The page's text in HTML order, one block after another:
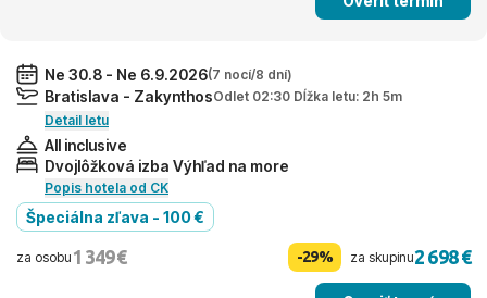
Ne 30.8 - Ne 6.9.2026(7 nocí/8 dní)
Bratislava - ZakynthosOdlet 02:30 Dĺžka letu: 2h 5m
Detail letu
All inclusive
Dvojlôžková izba Výhľad na more
Popis hotela od CK
Špeciálna zľava - 100 €
za osobu 1 349 € -29% za skupinu2 698 €